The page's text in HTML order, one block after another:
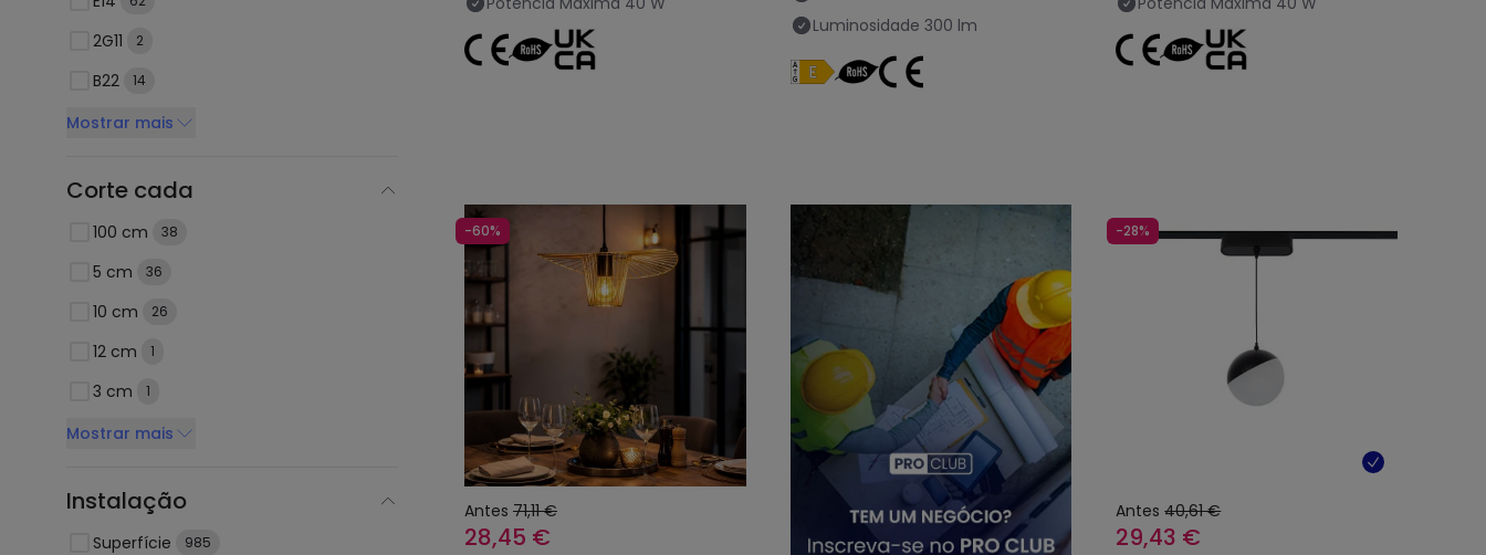
2G11 2
B22 14
Mostrar mais
Corte cada
100 cm 38
5 cm 36
10 cm 26
12 cm 1
3 cm 1
Mostrar mais
Instalação
Superfície 985
Luminosidade 300 lm
-60%
Antes 71,11 €
28,45 €
-28%
Antes 40,61 €
29,43 €